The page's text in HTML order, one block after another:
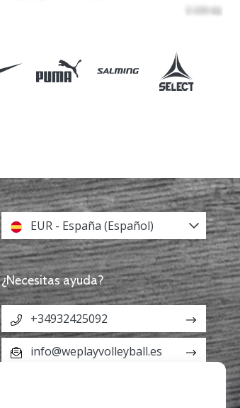
EUR - España (Español)
¿Necesitas ayuda?
+34932425092
info@weplayvolleyball.es